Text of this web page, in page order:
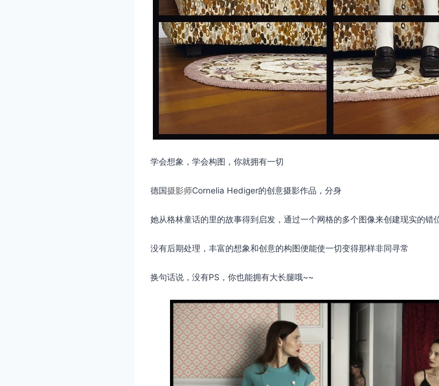
学会想象，学会构图，你就拥有一切
德国摄影师Cornelia Hediger的创意摄影作品，分身
她从格林童话的里的故事得到启发，通过一个网格的多个图像来创建现实的错
没有后期处理，丰富的想象和创意的构图便能使一切变得那样非同寻常
换句话说，没有PS，你也能拥有大长腿哦~~